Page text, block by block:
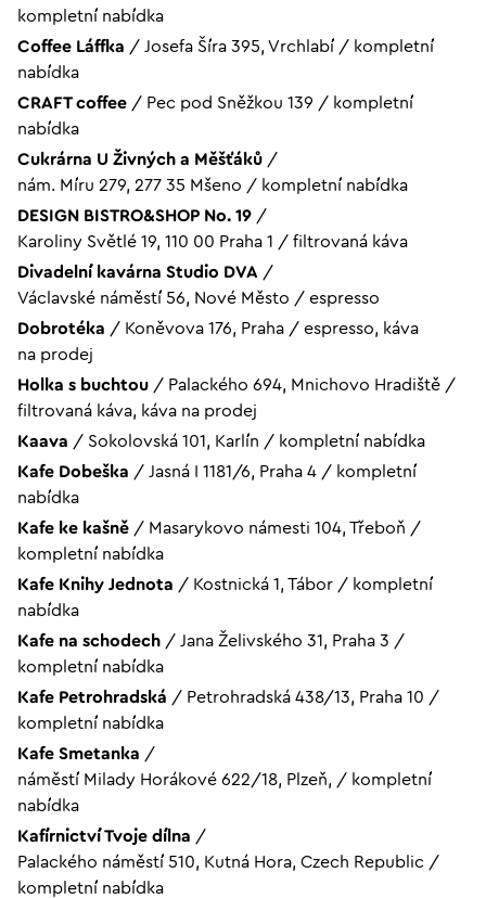
kompletní nabídka
Coffee Láffka / Josefa Šíra 395, Vrchlabí / kompletní
nabídka
CRAFT coffee / Pec pod Sněžkou 139 / kompletní
nabídka
Cukrárna U Živných a Měšťáků /
nám. Míru 279, 277 35 Mšeno / kompletní nabídka
DESIGN BISTRO&SHOP No. 19 /
Karoliny Světlé 19, 110 00 Praha 1 / filtrovaná káva
Divadelní kavárna Studio DVA /
Václavské náměstí 56, Nové Město / espresso
Dobrotéka / Koněvova 176, Praha / espresso, káva
na prodej
Holka s buchtou / Palackého 694, Mnichovo Hradiště /
filtrovaná káva, káva na prodej
Kaava / Sokolovská 101, Karlín / kompletní nabídka
Kafe Dobeška / Jasná I 1181/6, Praha 4 / kompletní
nabídka
Kafe ke kašně / Masarykovo námesti 104, Třeboň /
kompletní nabídka
Kafe Knihy Jednota / Kostnická 1, Tábor / kompletní
nabídka
Kafe na schodech / Jana Želivského 31, Praha 3 /
kompletní nabídka
Kafe Petrohradská / Petrohradská 438/13, Praha 10 /
kompletní nabídka
Kafe Smetanka /
náměstí Milady Horákové 622/18, Plzeň, / kompletní
nabídka
Kafírnictví Tvoje dílna /
Palackého náměstí 510, Kutná Hora, Czech Republic /
kompletní nabídka